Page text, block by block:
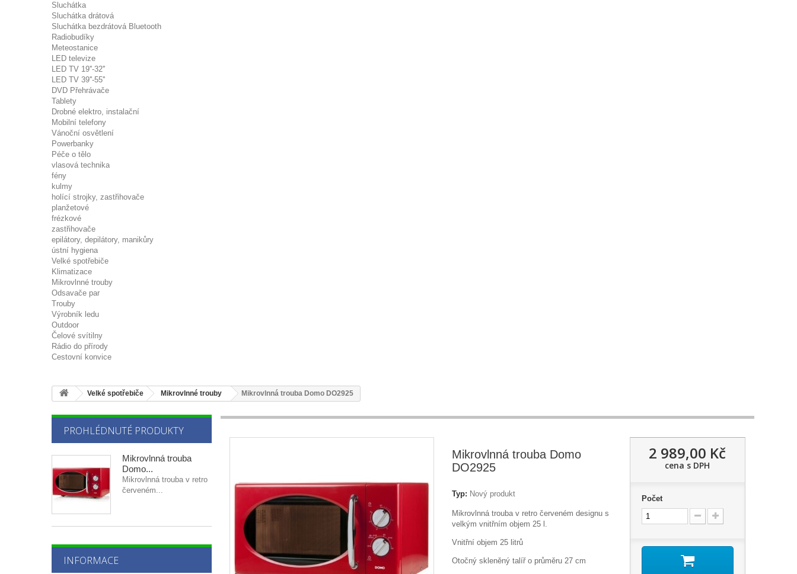
Sluchátka
Sluchátka drátová
Sluchátka bezdrátová Bluetooth
Radiobudíky
Meteostanice
LED televize
LED TV 19''-32''
LED TV 39''-55''
DVD Přehrávače
Tablety
Drobné elektro, instalační
Mobilní telefony
Vánoční osvětlení
Powerbanky
Péče o tělo
vlasová technika
fény
kulmy
holící strojky, zastřihovače
planžetové
frézkové
zastřihovače
epilátory, depilátory, manikůry
ústní hygiena
Velké spotřebiče
Klimatizace
Mikrovlnné trouby
Odsavače par
Trouby
Výrobník ledu
Outdoor
Čelové svítilny
Rádio do přírody
Cestovní konvice
Velké spotřebiče Mikrovlnné trouby Mikrovlnná trouba Domo DO2925
PROHLÉDNUTÉ PRODUKTY
Mikrovlnná trouba
Domo...
Mikrovlnná trouba v retro
červeném...
INFORMACE
Mikrovlnná trouba Domo
DO2925
Typ: Nový produkt
Mikrovlnná trouba v retro červeném designu s
velkým vnitřním objem 25 l.
Vnitřní objem 25 litrů
Otočný skleněný talíř o průměru 27 cm
2 989,00 Kč
cena s DPH
Počet